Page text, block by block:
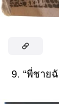
9. “พี่ชาย